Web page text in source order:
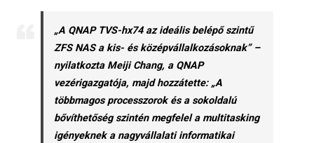
„A QNAP TVS-hx74 az ideális belépő szintű
ZFS NAS a kis- és középvállalkozásoknak” –
nyilatkozta Meiji Chang, a QNAP
vezérigazgatója, majd hozzátette: „A
többmagos processzorok és a sokoldalú
bővíthetőség szintén megfelel a multitasking
igényeknek a nagyvállalati informatikai